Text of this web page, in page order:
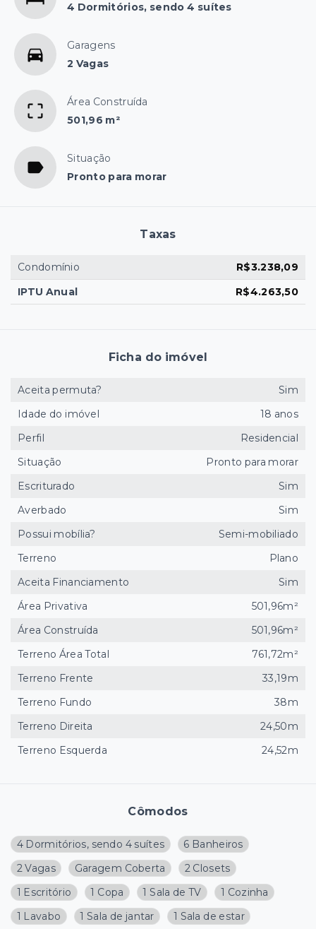
4 Dormitórios, sendo 4 suítes
Garagens
2 Vagas
Área Construída
501,96 m²
Situação
Pronto para morar
Cômodos
4 Dormitórios, sendo 4 suítes
6 Banheiros
2 Vagas
Garagem Coberta
2 Closets
1 Escritório
1 Copa 1 Sala de TV
1 Cozinha
1 Lavabo
1 Sala de jantar
1 Sala de estar
Taxas
Condomínio
R$3.238,09
IPTU Anual
R$4.263,50
Ficha do imóvel
Aceita permuta?
Sim
Idade do imóvel
18 anos
Perfil
Residencial
Situação
Pronto para morar
Escriturado
Sim
Averbado
Sim
Possui mobília?
Semi-mobiliado
Terreno
Plano
Aceita Financiamento
Sim
Área Privativa
501,96m²
Área Construída
501,96m²
Terreno Área Total
761,72m²
Terreno Frente
33,19m
Terreno Fundo
38m
Terreno Direita
24,50m
Terreno Esquerda
24,52m